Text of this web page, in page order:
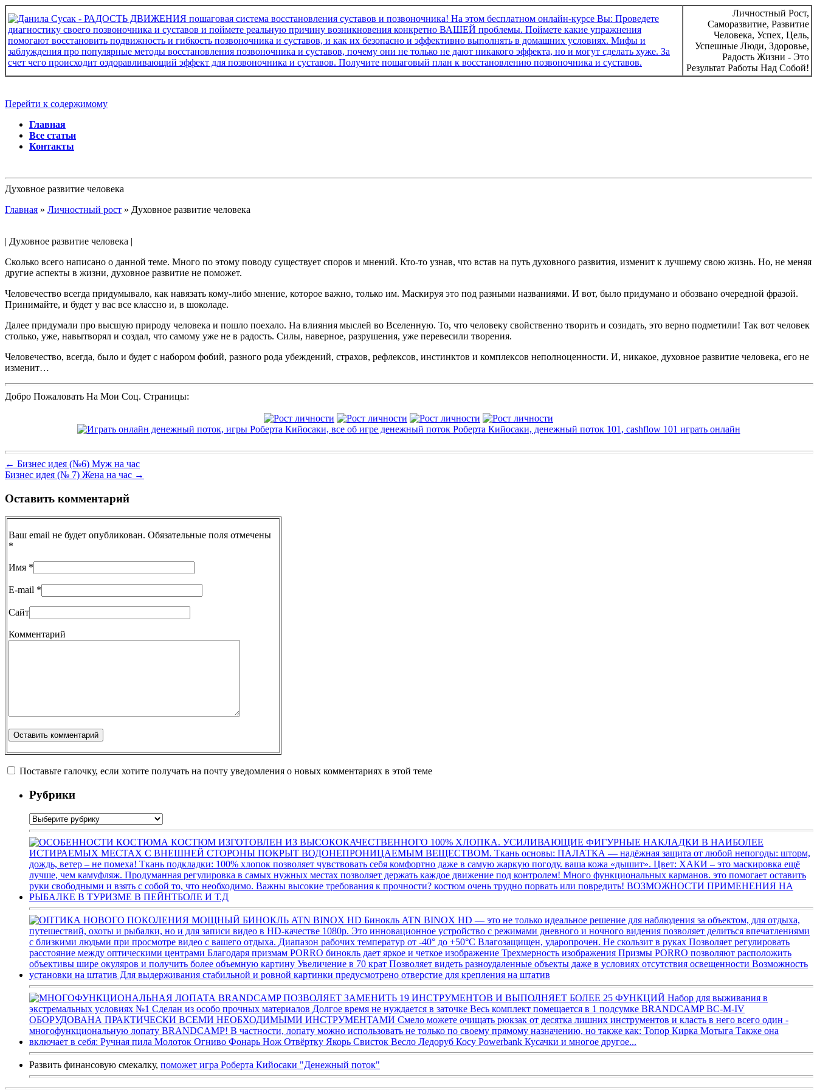
Личностный Рост,
Саморазвитие, Развитие
Человека, Успех, Цель,
Успешные Люди, Здоровье,
Радость Жизни - Это
Результат Работы Над Собой!
Перейти к содержимому
Главная
Все статьи
Контакты
Духовное развитие человека
Главная » Личностный рост » Духовное развитие человека
| Духовное развитие человека |
Сколько всего написано о данной теме. Много по этому поводу существует споров и мнений. Кто-то узнав, что встав на путь духовного развития, изменит к лучшему свою жизнь. Но, не меняя
другие аспекты в жизни, духовное развитие не поможет.
Человечество всегда придумывало, как навязать кому-либо мнение, которое важно, только им. Маскируя это под разными названиями. И вот, было придумано и обозвано очередной фразой.
Принимайте, и будет у вас все классно и, в шоколаде.
Далее придумали про высшую природу человека и пошло поехало. На влияния мыслей во Вселенную. То, что человеку свойственно творить и созидать, это верно подметили! Так вот человек
столько, уже, навытворял и создал, что самому уже не в радость. Силы, наверное, разрушения, уже перевесили творения.
Человечество, всегда, было и будет с набором фобий, разного рода убеждений, страхов, рефлексов, инстинктов и комплексов неполноценности. И, никакое, духовное развитие человека, его не
изменит…
Добро Пожаловать На Мои Соц. Страницы:
← Бизнес идея (№6) Муж на час
Бизнес идея (№ 7) Жена на час →
Оставить комментарий
Ваш email не будет опубликован. Обязательные поля отмечены
*
Имя *
E-mail *
Сайт
Комментарий
Поставьте галочку, если хотите получать на почту уведомления о новых комментариях в этой теме
Рубрики
Развить финансовую смекалку, поможет игра Роберта Кийосаки "Денежный поток"